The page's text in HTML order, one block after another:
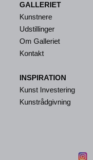
GALLERIET
Kunstnere
Udstillinger
Om Galleriet
Kontakt
INSPIRATION
Kunst Investering
Kunstrådgivning